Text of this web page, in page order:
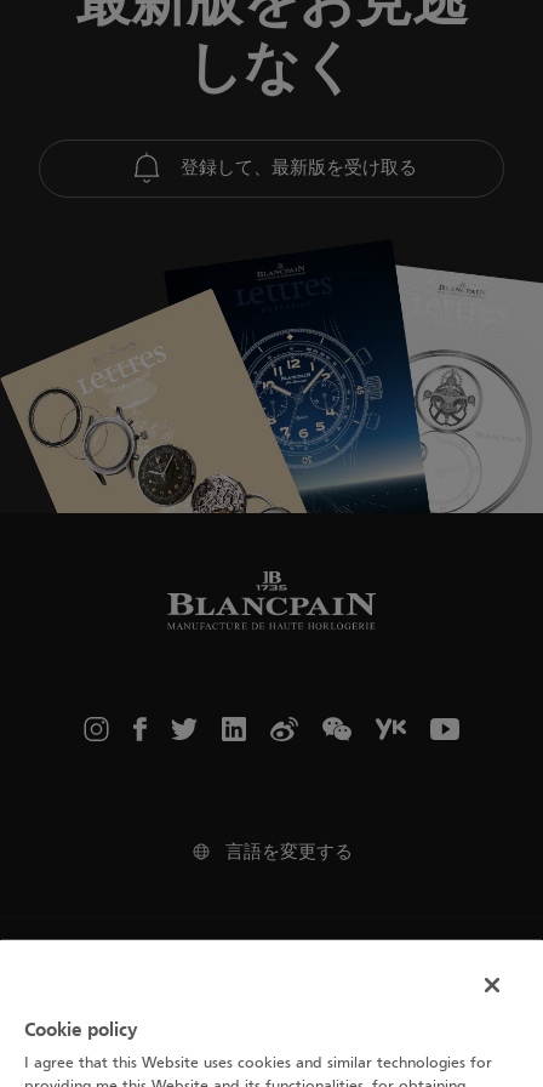
しなく
登録して、最新版を受け取る
言語を変更する
Cookie通知
Cookie policy
I agree that this Website uses cookies and similar technologies for